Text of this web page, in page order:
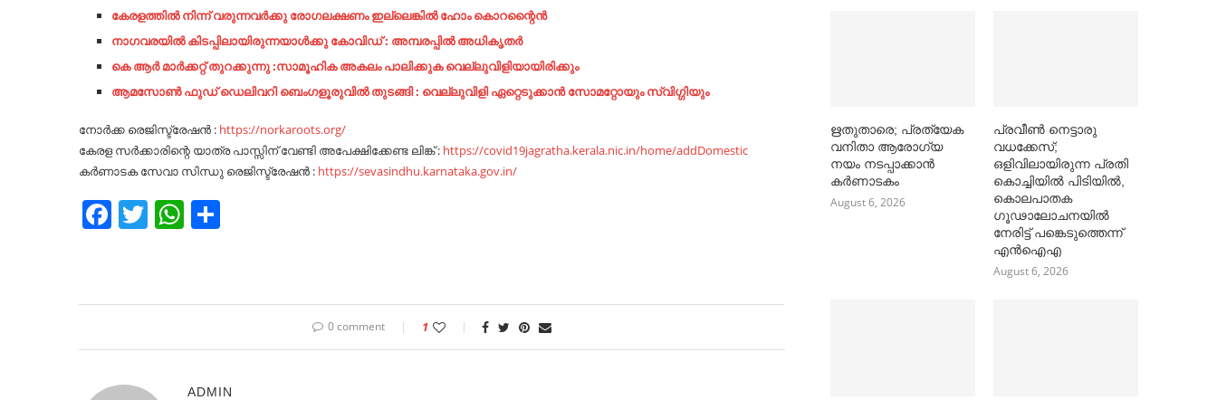
കേരളത്തിൽ നിന്ന് വരുന്നവർക്കു രോഗലക്ഷണം ഇല്ലെങ്കിൽ ഹോം കൊറന്റൈൻ
നാഗവരയിൽ കിടപ്പിലായിരുന്നയാൾക്കു കോവിഡ് : അമ്പരപ്പിൽ അധികൃതർ
കെ ആർ മാർക്കറ്റ് തുറക്കുന്നു :സാമൂഹിക അകലം പാലിക്കുക വെല്ലുവിളിയായിരിക്കും
ആമസോൺ ഫുഡ് ഡെലിവറി ബെംഗളൂരുവിൽ തുടങ്ങി : വെല്ലുവിളി ഏറ്റെടുക്കാൻ സോമറ്റോയും സ്വിഗ്ഗിയും
നോർക്ക രെജിസ്ട്രേഷൻ : https://norkaroots.org/
കേരള സർക്കാരിന്റെ യാത്ര പാസ്സിന് വേണ്ടി അപേക്ഷിക്കേണ്ട ലിങ്ക് : https://covid19jagratha.kerala.nic.in/home/addDomestic
കർണാടക സേവാ സിന്ധു രെജിസ്ട്രേഷൻ : https://sevasindhu.karnataka.gov.in/
Facebook
TwitterWhatsApp
0 comment 1
ADMIN
ഋതുതാരെ; പ്രത്യേക
വനിതാ ആരോഗ്യ
നയം നടപ്പാക്കാൻ
കര്‍ണാടകം
August 6, 2026
പ്രവീൺ നെട്ടാരു
വധക്കേസ്;
ഒളിവിലായിരുന്ന പ്രതി
കൊച്ചിയിൽ പിടിയിൽ,
കൊലപാതക
ഗൂഢാലോചനയിൽ
നേരിട്ട് പങ്കെടുത്തെന്ന്
എൻഐഎ
August 6, 2026